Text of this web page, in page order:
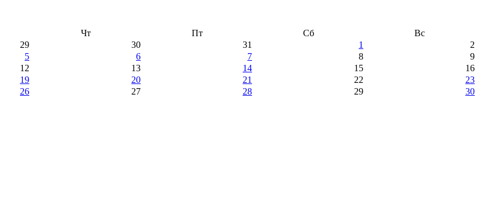
Чт Пт Сб
Вс
29 30 31 1
2
5 6 7 8
9
12 13 14 15
16
19 20 21 22
23
26 27 28 29 30